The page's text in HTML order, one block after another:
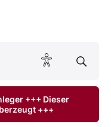
lesen
+++ Dieser
+++